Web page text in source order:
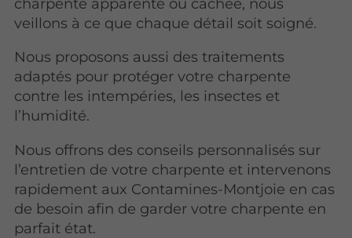
charpente apparente ou cachée, nous
veillons à ce que chaque détail soit soigné.
Nous proposons aussi des traitements
adaptés pour protéger votre charpente
contre les intempéries, les insectes et
l’humidité.
Nous offrons des conseils personnalisés sur
l’entretien de votre charpente et intervenons
rapidement aux Contamines-Montjoie en cas
de besoin afin de garder votre charpente en
parfait état.